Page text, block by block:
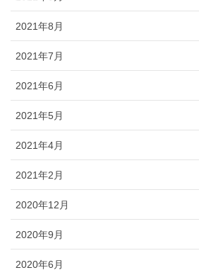
2021年8月
2021年7月
2021年6月
2021年5月
2021年4月
2021年2月
2020年12月
2020年9月
2020年6月